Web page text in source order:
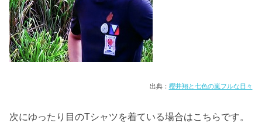
出典： 櫻井翔と七色の嵐フルな日々
次にゆったり目のTシャツを着ている場合はこちらです。